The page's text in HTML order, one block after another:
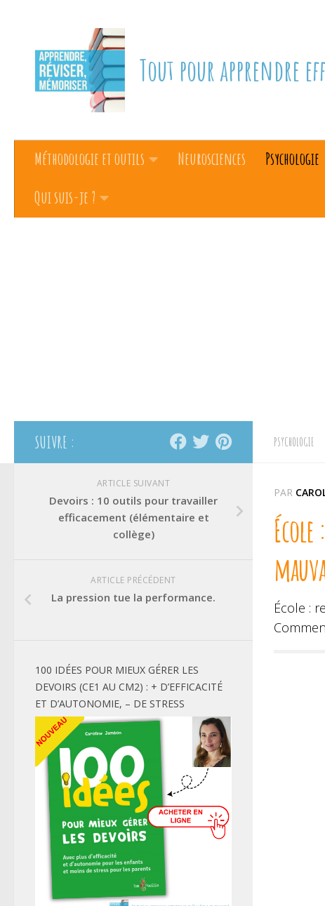
Tout pour apprendre
Méthodologie et outils Neurosciences Psychologie
Qui suis-je ?
PSYCHOLOGIE
PAR
École :
SUIVRE :
ARTICLE SUIVANT
Devoirs : 10 outils pour travailler
efficacement (élémentaire et
collège)
ARTICLE PRÉCÉDENT
La pression tue la performance.
100 IDÉES POUR MIEUX GÉRER LES
DEVOIRS (CE1 AU CM2) : + D’EFFICACITÉ
ET D’AUTONOMIE, – DE STRESS